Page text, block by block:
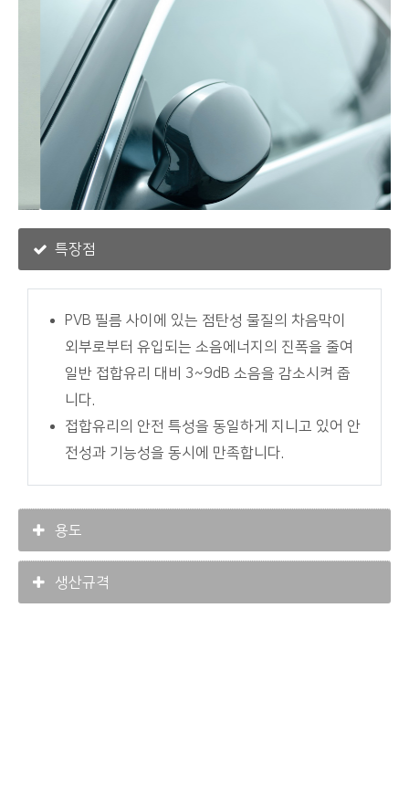
특장점
PVB 필름 사이에 있는 점탄성 물질의 차음막이
외부로부터 유입되는 소음에너지의 진폭을 줄여
일반 접합유리 대비 3~9dB 소음을 감소시켜 줍
니다.
접합유리의 안전 특성을 동일하게 지니고 있어 안
전성과 기능성을 동시에 만족합니다.
용도
생산규격